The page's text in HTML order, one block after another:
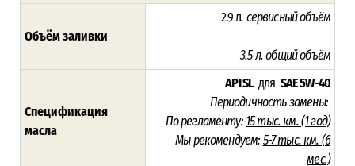
Объём заливки
2.9 л. сервисный объём
3.5 л. общий объём
Спецификация
масла
API SL для SAE 5W-40
Периодичность замены:
По регламенту: 15 тыс. км. (1 год)
Мы рекомендуем: 5-7 тыс. км. (6
мес.)